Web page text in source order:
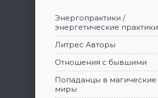
Энергопрактики /
энергетические практики
Литрес Авторы
Отношения с бывшими
Попаданцы в магические
миры